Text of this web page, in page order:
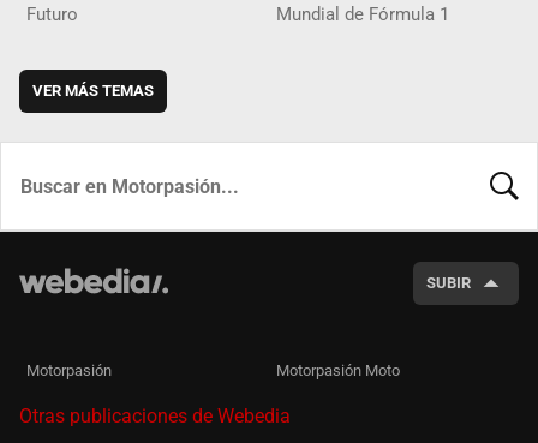
Futuro Mundial de Fórmula 1
VER MÁS TEMAS
SUBIR
Motorpasión Motorpasión Moto
Otras publicaciones de Webedia